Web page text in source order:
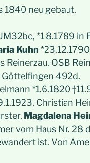
1840 neu gebaut.
*1.8.1789 in
Kuhn
Reinerzau, OSB
Göttelfingen 492d.
*1.6.1820
Christian
Magdalena
vom Haus Nr. 28
ist. Von